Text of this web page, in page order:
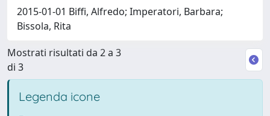
2015-01-01 Biffi, Alfredo; Imperatori, Barbara;
Bissola, Rita
Mostrati risultati da 2 a 3
di 3
Legenda icone